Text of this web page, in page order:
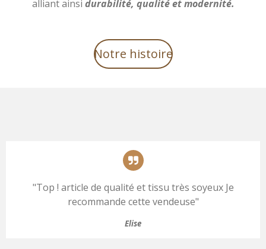
alliant ainsi durabilité, qualité et modernité.
Notre histoire
"Top ! article de qualité et tissu très soyeux Je
recommande cette vendeuse"
Elise